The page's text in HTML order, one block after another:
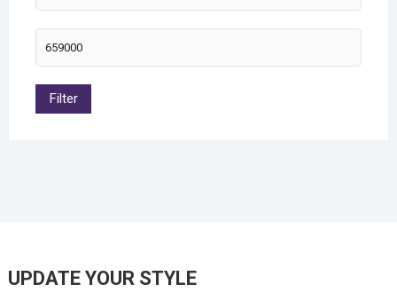
Filter
UPDATE YOUR STYLE